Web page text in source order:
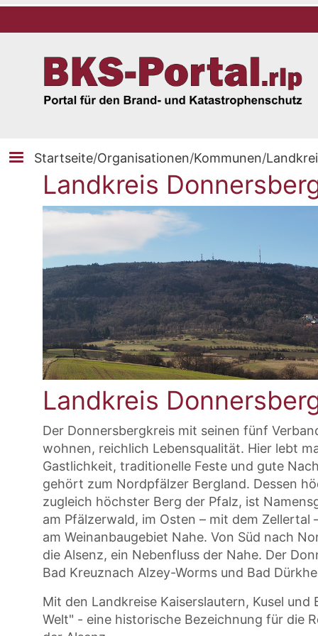
Startseite/Organisationen/Kommunen/
Landkreis
Landkreis
Der Donnersbergkreis mit seinen fünf
wohnen, reichlich Lebensqualität. Hier lebt
Gastlichkeit, traditionelle Feste und gute
gehört zum Nordpfälzer Bergland. Dessen
zugleich höchster Berg der Pfalz, ist
am Pfälzerwald, im Osten – mit dem Zellertal
am Weinanbaugebiet Nahe. Von Süd nach
die Alsenz, ein Nebenfluss der Nahe. Der
Bad Kreuznach Alzey-Worms und Bad
Mit den Landkreise Kaiserslautern, Kusel
Welt" - eine historische Bezeichnung für die